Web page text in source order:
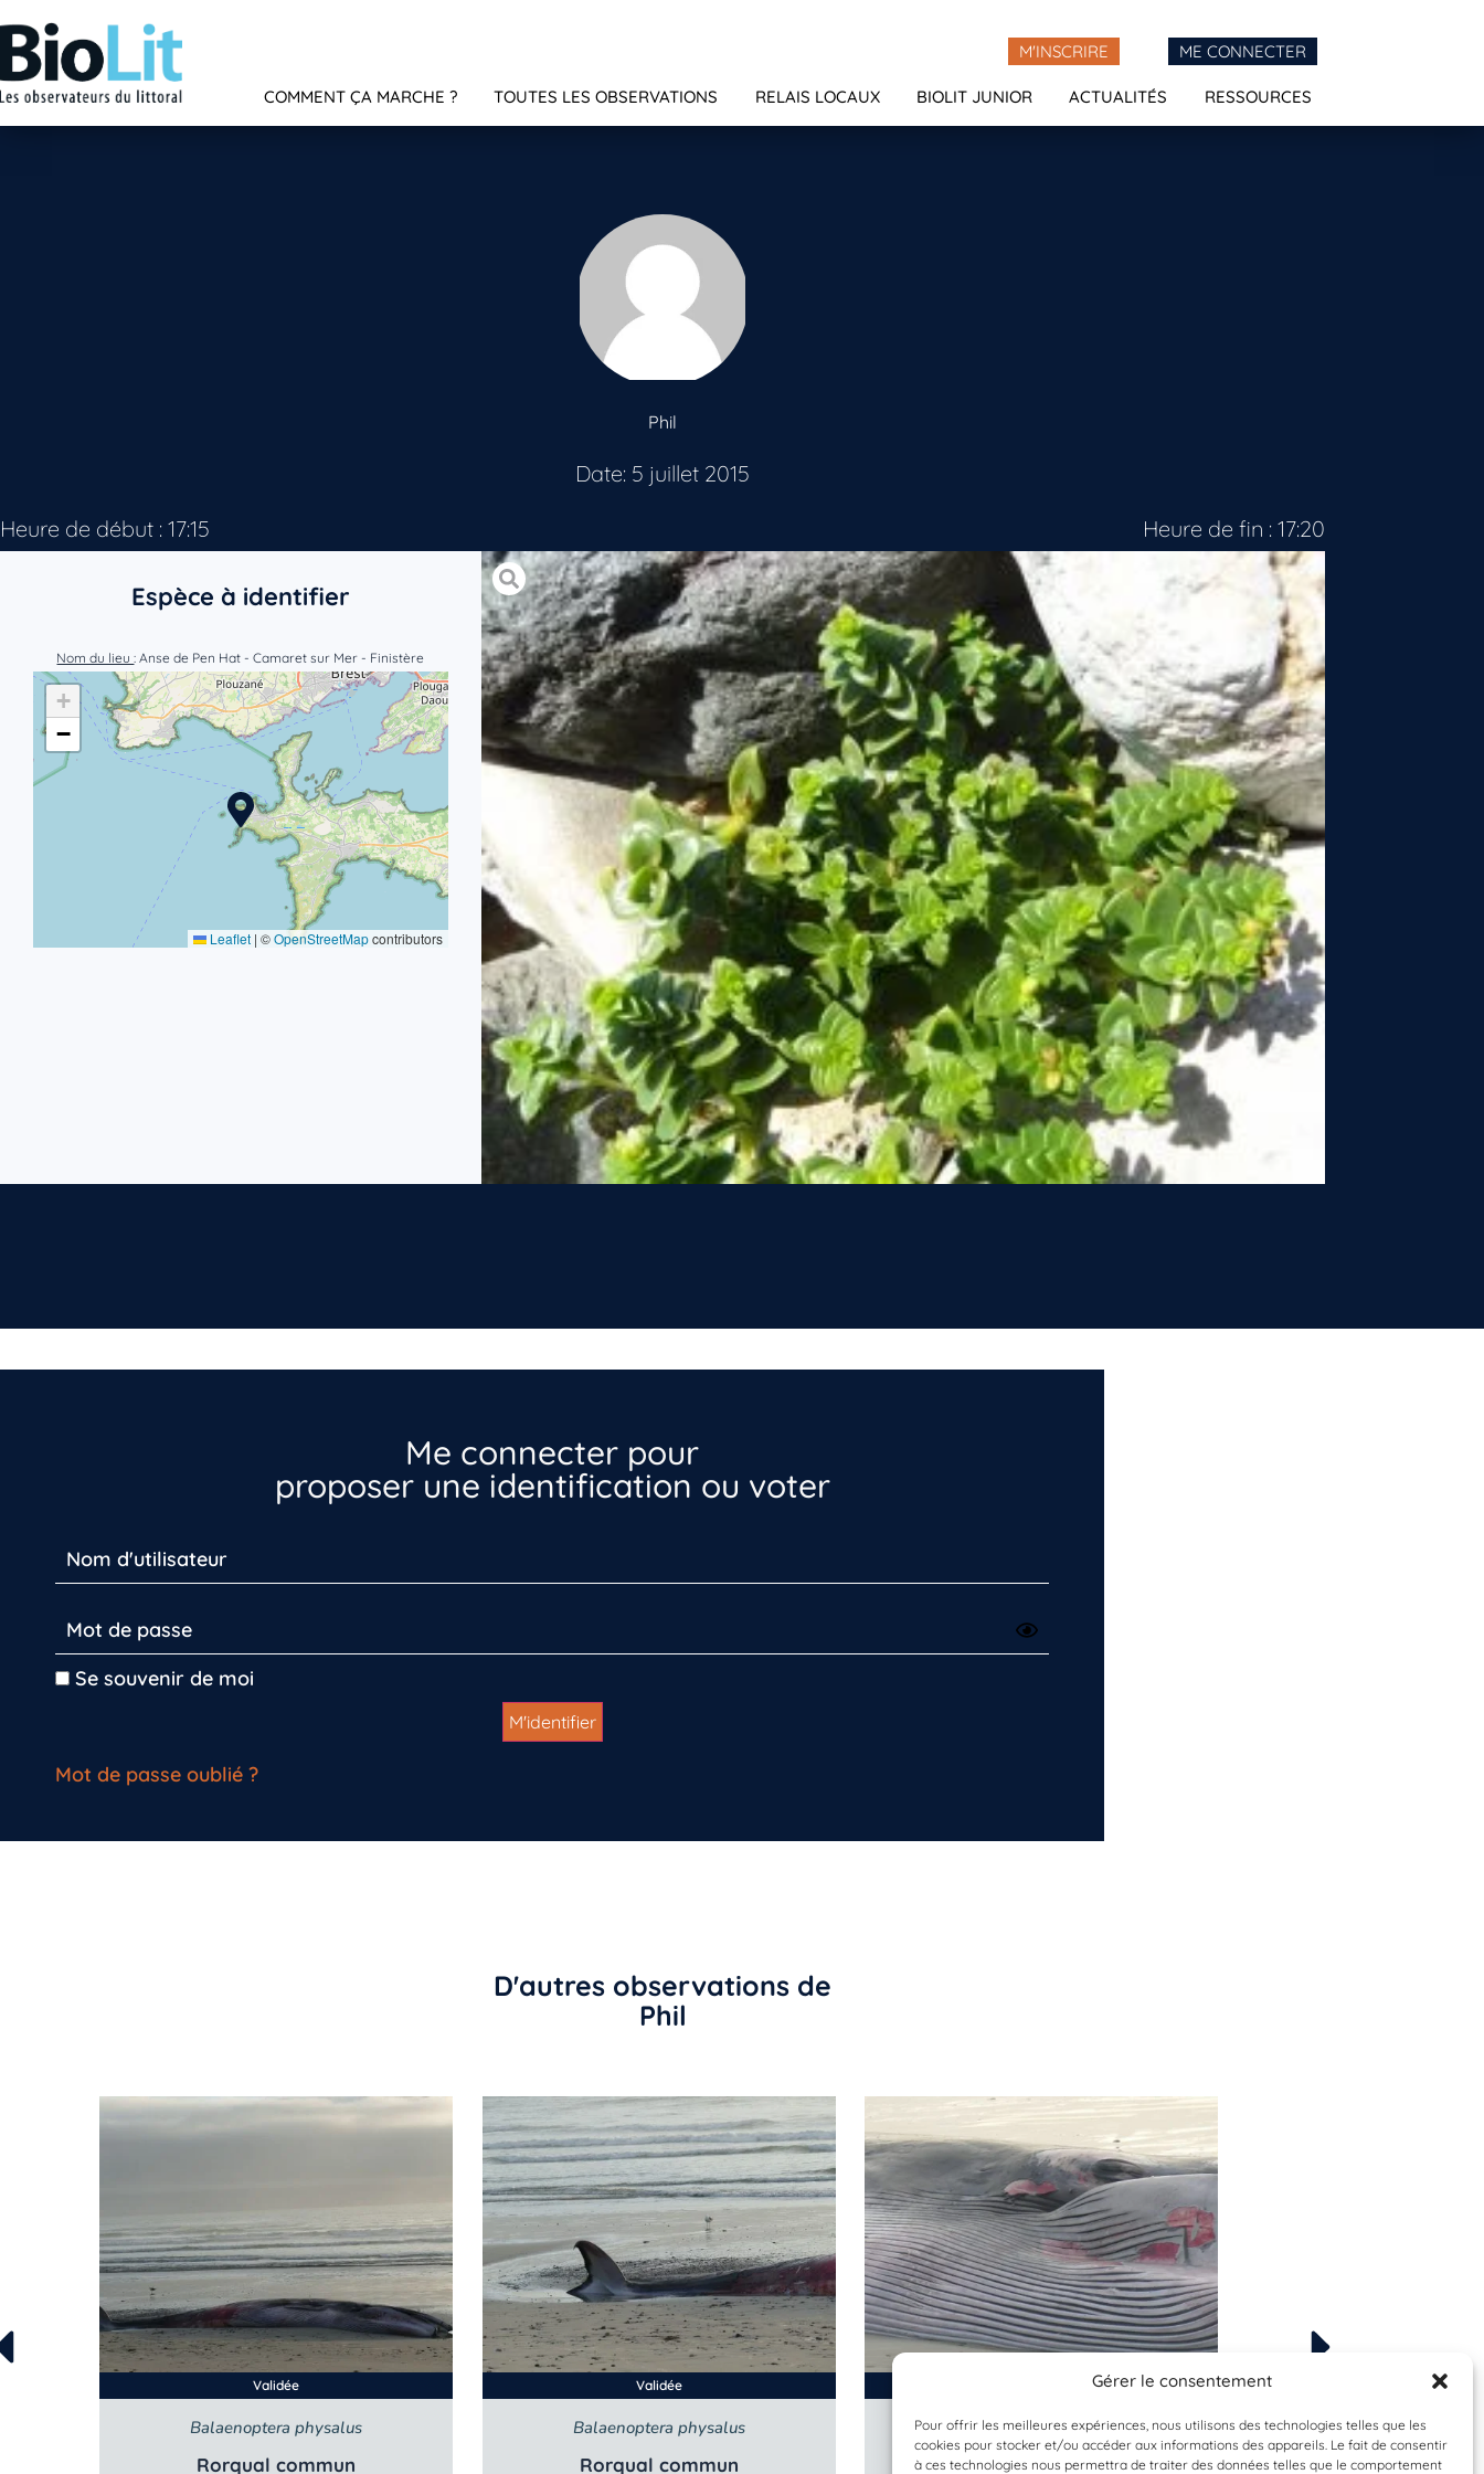
Gérer le consentement
Pour offrir les meilleures expériences, nous utilisons des technologies telles que les
cookies pour stocker et/ou accéder aux informations des appareils. Le fait de consentir
à ces technologies nous permettra de traiter des données telles que le comportement
M'INSCRIRE ME CONNECTER
COMMENT ÇA MARCHE ? TOUTES LES OBSERVATIONS RELAIS LOCAUX BIOLIT JUNIOR ACTUALITÉS RESSOURCES
Phil
Date: 5 juillet 2015
Heure de début : 17:15
Heure de fin : 17:20
Espèce à identifier
Nom du lieu: Anse de Pen Hat - Camaret sur Mer - Finistère
+
−
Leaflet | ©OpenStreetMapcontributors
Me connecter pour
proposer une identification ou voter
Se souvenir de moi
Mot de passe oublié ?
D'autres observations de
Phil
Validée
Balaenoptera physalus
Rorqual commun
Validée
Balaenoptera physalus
Rorqual commun
Balaenoptera physalus
Rorqual commun
Validée
Balaenoptera
Rorqual